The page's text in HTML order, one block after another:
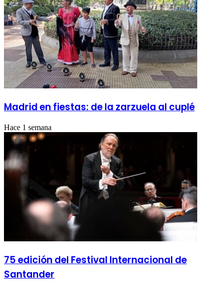
Madrid en fiestas: de la zarzuela al cuplé
Hace 1 semana
75 edición del Festival Internacional de
Santander